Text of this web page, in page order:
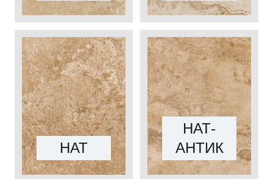
НАТ
НАТ-
АНТИК